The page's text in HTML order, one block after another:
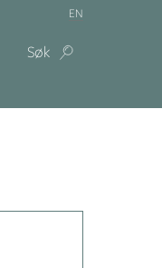
EN
Søk